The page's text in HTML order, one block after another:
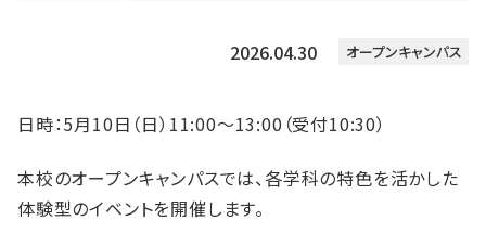
2026.04.30 オープンキャンパス
日時：5月10日（日）11:00～13:00（受付10:30）
本校のオープンキャンパスでは、各学科の特色を活かした
体験型のイベントを開催します。